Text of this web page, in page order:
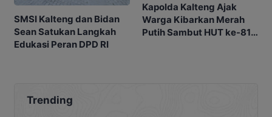
SMSI Kalteng dan Bidan
Sean Satukan Langkah
Edukasi Peran DPD RI
Kapolda Kalteng Ajak
Warga Kibarkan Merah
Putih Sambut HUT ke-81
Trending